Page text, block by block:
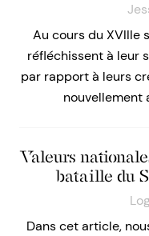
Au cours du XVIIIe
réfléchissent à leur
par rapport à leurs
nouvellement
Valeurs
bataille du
Dans cet article,